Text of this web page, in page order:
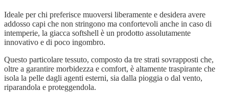
Ideale per chi preferisce muoversi liberamente e desidera avere
addosso capi che non stringono ma confortevoli anche in caso di
intemperie, la giacca softshell è un prodotto assolutamente
innovativo e di poco ingombro.
Questo particolare tessuto, composto da tre strati sovrapposti che,
oltre a garantire morbidezza e comfort, è altamente traspirante che
isola la pelle dagli agenti esterni, sia dalla pioggia o dal vento,
riparandola e proteggendola.